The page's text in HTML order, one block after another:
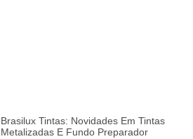
Brasilux Tintas: Novidades Em Tintas
Metalizadas E Fundo Preparador